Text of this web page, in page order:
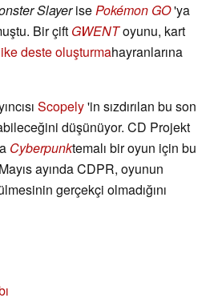
SlayerisePokémon GO'ya
Bir çift GWENToyunu, kart
deste oluşturmahayranlarına
Scopely'in sızdırılan bu son
düşünüyor. CD Projekt
Cyberpunktemalı bir oyun için bu
ayında CDPR, oyunun
gerçekçi olmadığını